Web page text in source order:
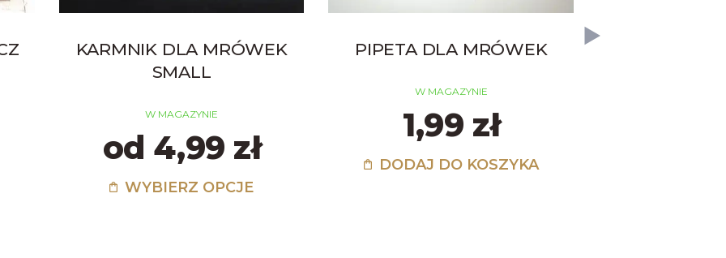
KARMNIK DLA MRÓWEK
SMALL
W MAGAZYNIE
od 4,99 zł
WYBIERZ OPCJE
PIPETA DLA MRÓWEK
W MAGAZYNIE
1,99 zł
DODAJ DO KOSZYKA